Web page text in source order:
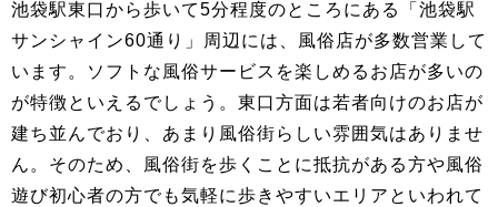
池袋駅東口から歩いて5分程度のところにある「池袋駅
サンシャイン60通り」周辺には、風俗店が多数営業して
います。ソフトな風俗サービスを楽しめるお店が多いの
が特徴といえるでしょう。東口方面は若者向けのお店が
建ち並んでおり、あまり風俗街らしい雰囲気はありませ
ん。そのため、風俗街を歩くことに抵抗がある方や風俗
遊び初心者の方でも気軽に歩きやすいエリアといわれて